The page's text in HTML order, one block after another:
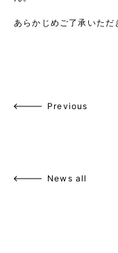
あらかじめご了承いただ
Previous
News all